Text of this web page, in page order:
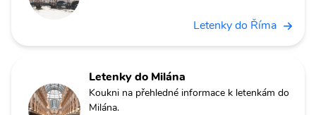
Letenky do Říma
Letenky do Milána
Koukni na přehledné informace k letenkám do
Milána.